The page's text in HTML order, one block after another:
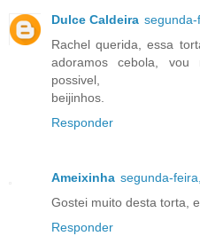
Dulce Caldeira
Rachel querida, essa
adoramos cebola,
possivel,
beijinhos.
Responder
Ameixinha segunda-
Gostei muito desta torta,
Responder